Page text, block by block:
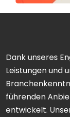
Dank unseres
Leistungen und
führenden
entwickelt.